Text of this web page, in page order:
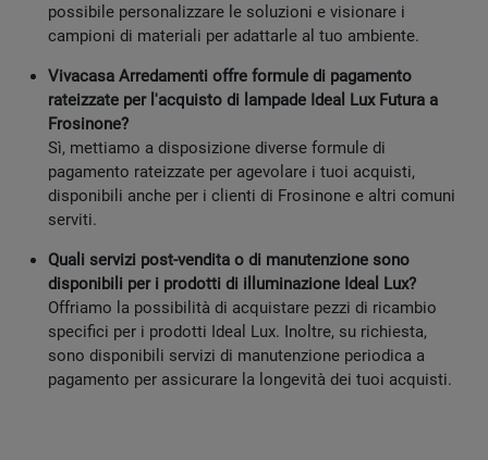
possibile personalizzare le soluzioni e visionare i
campioni di materiali per adattarle al tuo ambiente.
Vivacasa Arredamenti offre formule di pagamento
rateizzate per l'acquisto di lampade Ideal Lux Futura a
Frosinone?
Sì, mettiamo a disposizione diverse formule di
pagamento rateizzate per agevolare i tuoi acquisti,
disponibili anche per i clienti di Frosinone e altri comuni
serviti.
Quali servizi post-vendita o di manutenzione sono
disponibili per i prodotti di illuminazione Ideal Lux?
Offriamo la possibilità di acquistare pezzi di ricambio
specifici per i prodotti Ideal Lux. Inoltre, su richiesta,
sono disponibili servizi di manutenzione periodica a
pagamento per assicurare la longevità dei tuoi acquisti.